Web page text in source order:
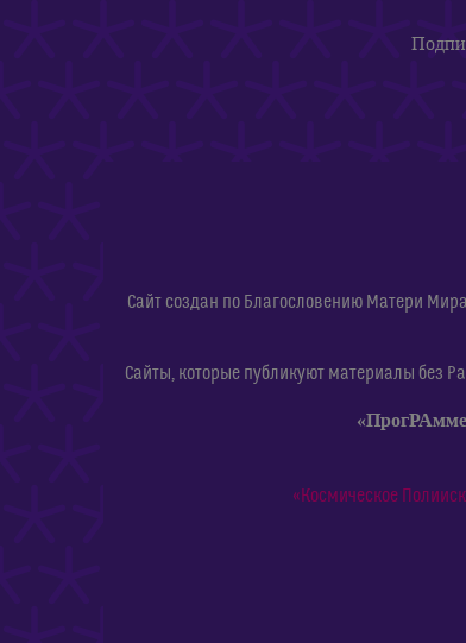
Сайт создан по Благословению Матери
Сайты, которые публикуют материалы без
«Космическое